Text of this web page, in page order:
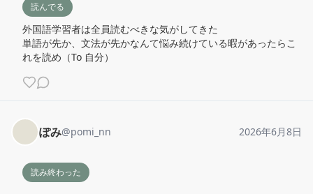
読んでる
外国語学習者は全員読むべきな気がしてきた
単語が先か、文法が先かなんて悩み続けている暇があったらこ
れを読め（To 自分）
ぽみ@pomi_nn 2026年6月8日
読み終わった